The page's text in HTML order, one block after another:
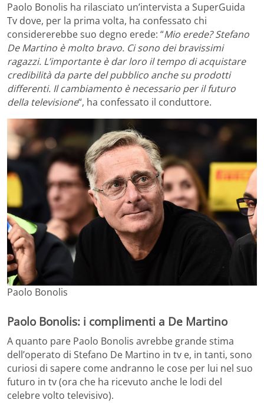
Paolo Bonolis ha rilasciato un’intervista a SuperGuida
Tv dove, per la prima volta, ha confessato chi
considererebbe suo degno erede: “Mio erede? Stefano
De Martino è molto bravo. Ci sono dei bravissimi
ragazzi. L’importante è dar loro il tempo di acquistare
credibilità da parte del pubblico anche su prodotti
differenti. Il cambiamento è necessario per il futuro
della televisione“, ha confessato il conduttore.
Paolo Bonolis
Paolo Bonolis: i complimenti a De Martino
A quanto pare Paolo Bonolis avrebbe grande stima
dell’operato di Stefano De Martino in tv e, in tanti, sono
curiosi di sapere come andranno le cose per lui nel suo
futuro in tv (ora che ha ricevuto anche le lodi del
celebre volto televisivo).